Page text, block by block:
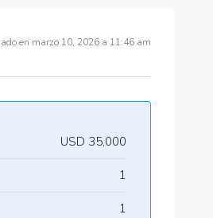
en marzo 10, 2026 a 11:46 am
USD 35,000
1
1